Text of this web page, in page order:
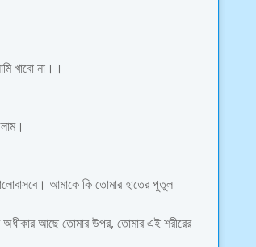
খাবো না।।
আমাকে কি তোমার হাতের পুতুল
আছে তোমার উপর, তোমার এই শরীরের